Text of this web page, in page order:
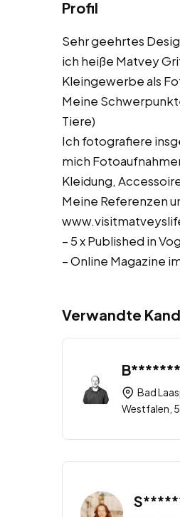
Profil
Sehr geehrtes
ich heiße Matvey
Kleingewerbe als
Meine
Tiere)
Ich fotografiere
mich
Kleidung,
Meine Referenzen
– 5 x Published in
– Online Magazine
Verwandte
Bad
Westfalen,